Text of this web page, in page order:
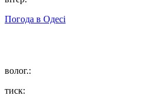
Погода в Одесі
волог.:
тиск: